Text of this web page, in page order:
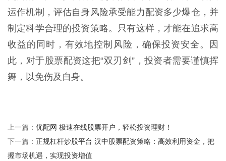
运作机制，评估自身风险承受能力配资多少爆仓，并
制定科学合理的投资策略。只有这样，才能在追求高
收益的同时，有效地控制风险，确保投资安全。因
此，对于股票配资这把“双刃剑”，投资者需要谨慎挥
舞，以免伤及自身。
上一篇： 优配网 极速在线股票开户，轻松投资理财！
下一篇： 正规杠杆炒股平台 汉中股票配资策略：高效利用资金，把
握市场机遇，实现投资增值